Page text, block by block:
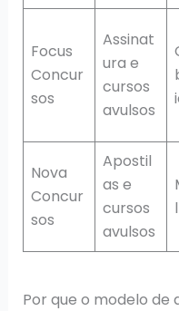
Focus
Concur
sos
Assinat
ura e
cursos
avulsos
Nova
Concur
sos
Apostil
as e
cursos
avulsos
Por que o modelo de